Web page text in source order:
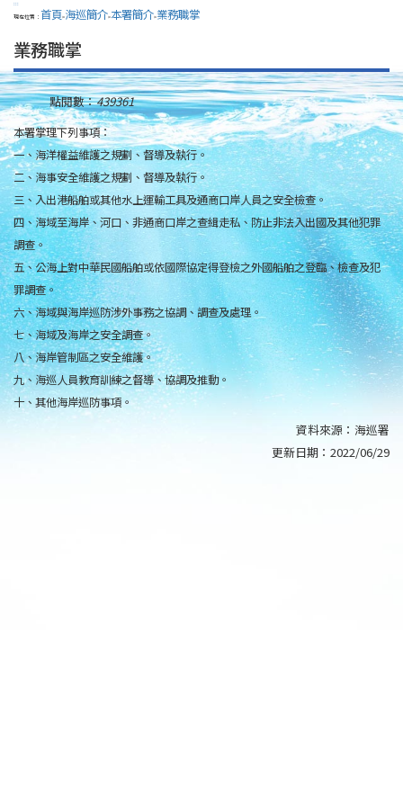
:::
現在位置： 首頁>海巡簡介>本署簡介>業務職掌
業務職掌
點閱數：439361
本署掌理下列事項：
一、海洋權益維護之規劃、督導及執行。
二、海事安全維護之規劃、督導及執行。
三、入出港船舶或其他水上運輸工具及通商口岸人員之安全檢查。
四、海域至海岸、河口、非通商口岸之查緝走私、防止非法入出國及其他犯罪
調查。
五、公海上對中華民國船舶或依國際協定得登檢之外國船舶之登臨、檢查及犯
罪調查。
六、海域與海岸巡防涉外事務之協調、調查及處理。
七、海域及海岸之安全調查。
八、海岸管制區之安全維護。
九、海巡人員教育訓練之督導、協調及推動。
十、其他海岸巡防事項。
資料來源： 海巡署
更新日期： 2022/06/29